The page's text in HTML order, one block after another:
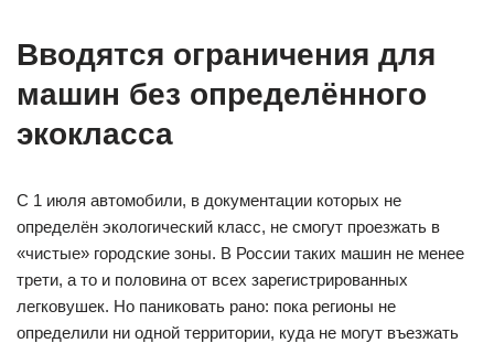
Вводятся ограничения для
машин без определённого
экокласса
С 1 июля автомобили, в документации которых не
определён экологический класс, не смогут проезжать в
«чистые» городские зоны. В России таких машин не менее
трети, а то и половина от всех зарегистрированных
легковушек. Но паниковать рано: пока регионы не
определили ни одной территории, куда не могут въезжать